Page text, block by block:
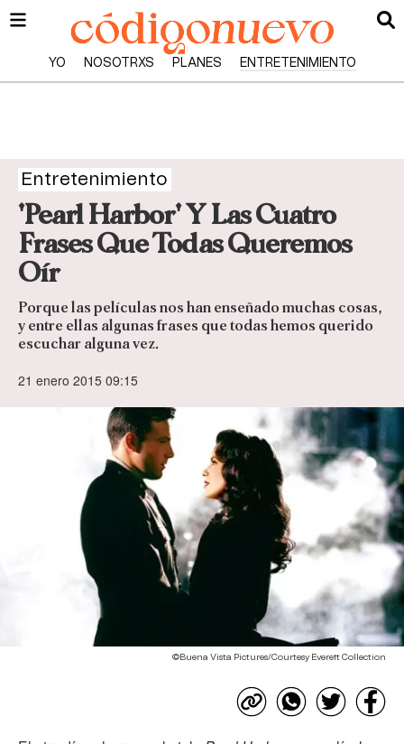
YO NOSOTRXS PLANES ENTRETENIMIENTO
Entretenimiento
'Pearl Harbor' Y Las Cuatro
Frases Que Todas Queremos
Oír
Porque las películas nos han enseñado muchas cosas,
y entre ellas algunas frases que todas hemos querido
escuchar alguna vez.
21 enero 2015 09:15
©Buena Vista Pictures/Courtesy Everett Collection